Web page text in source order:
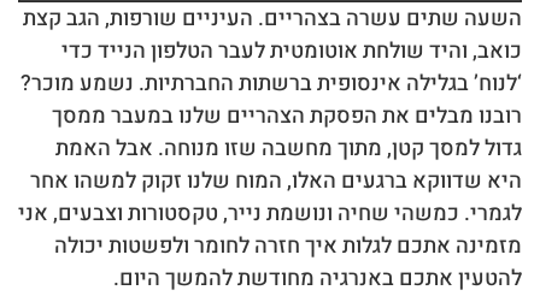
השעה שתים עשרה בצהריים. העיניים שורפות, הגב קצת
כואב, והיד שולחת אוטומטית לעבר הטלפון הנייד כדי
‘לנוח’ בגלילה אינסופית ברשתות החברתיות. נשמע מוכר?
רובנו מבלים את הפסקת הצהריים שלנו במעבר ממסך
גדול למסך קטן, מתוך מחשבה שזו מנוחה. אבל האמת
היא שדווקא ברגעים האלו, המוח שלנו זקוק למשהו אחר
לגמרי. כמשהי שחיה ונושמת נייר, טקסטורות וצבעים, אני
מזמינה אתכם לגלות איך חזרה לחומר ולפשטות יכולה
להטעין אתכם באנרגיה מחודשת להמשך היום.